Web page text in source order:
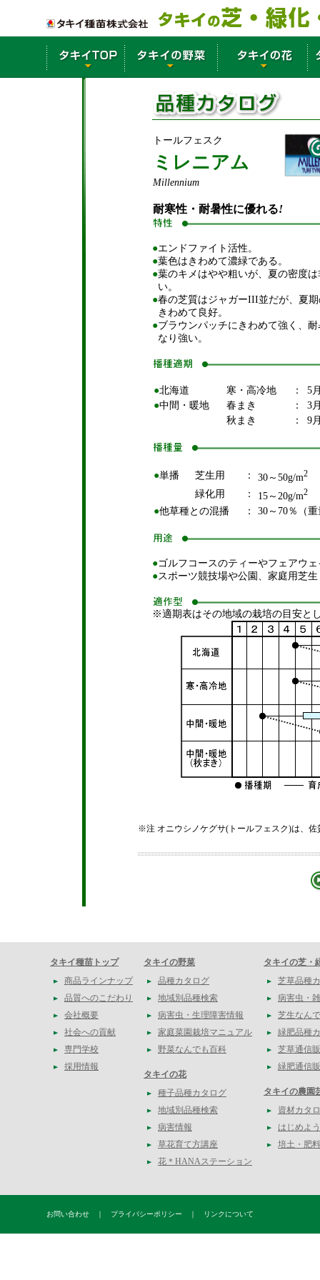
トールフェスク
ミレニアム
Millennium
耐寒性・耐暑性に優れる!
●エンドファイト活性。
●葉色はきわめて濃緑である。
●葉のキメはやや粗いが、夏の密度は
い。
●春の芝質はジャガーIII並だが、夏
きわめて良好。
●ブラウンパッチにきわめて強く、耐
なり強い。
●北海道 寒・高冷地 ：
5
●中間・暖地 春まき ：
3
秋まき
： 9
●単播 芝生用 ： 30～50g/m2
緑化用 ： 15～20g/m2
●他草種との混播 ： 30～70％（
●ゴルフコースのティーやフェアウ
●スポーツ競技場や公園、家庭用芝
※適期表はその地域の栽培の目安と
※注 オニウシノケグサ(トールフェスク)は、
タキイ種苗トップ
商品ラインナップ
品質へのこだわり
会社概要
社会への貢献
専門学校
採用情報
タキイの野菜
品種カタログ
地域別品種検索
病害虫・生理障害情報
家庭菜園栽培マニュアル
野菜なんでも百科
タキイの花
種子品種カタログ
地域別品種検索
病害情報
草花育て方講座
花＊HANAステーション
タキイの芝・
芝草品種
病害虫・
芝生なん
緑肥品種
芝草通信
緑肥通信
タキイの農園
資材カタ
はじめよ
培土・肥
お問い合わせ ｜ プライバシーポリシー ｜ リンクについて